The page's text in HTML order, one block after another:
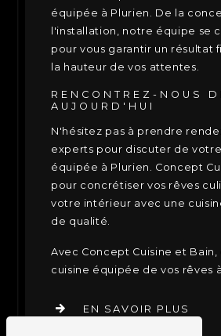
équipée à Plurien. De la
l'installation, notre équipe se
pour vous garantir un résultat
la hauteur de vos attentes.
RENCONTREZ-NOUS
AUJOURD'HUI
N'hésitez pas à prendre
experts pour discuter de
équipée à Plurien. Concept
pour concrétiser vos rêves
votre intérieur avec une
de qualité.
Avec Concept Cuisine et Bain,
cuisine équipée de vos rêves
EN SAVOIR PLUS